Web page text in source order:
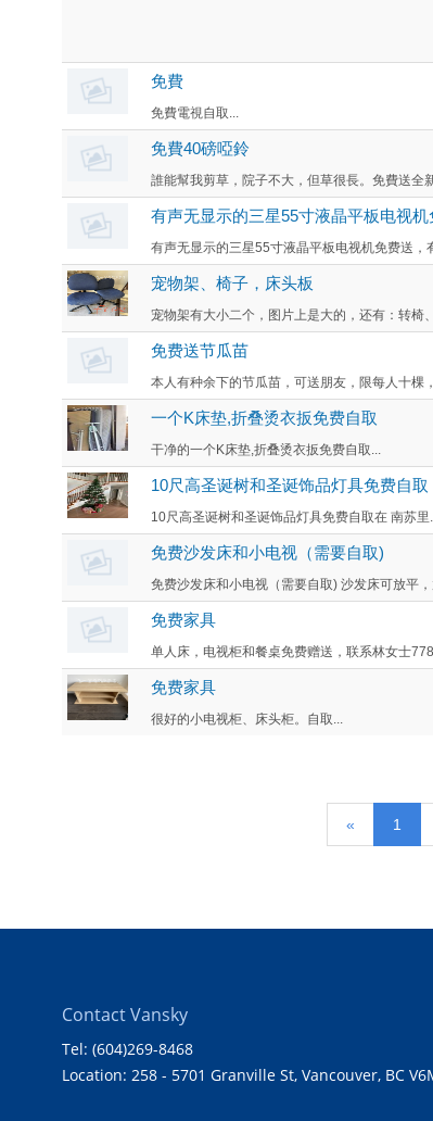
免費
免費電視自取...
免費40磅啞鈴
誰能幫我剪草，院子不大，但草很長。免費送全
有声无显示的三星55寸液晶平板电视机
有声无显示的三星55寸液晶平板电视机免费送，
宠物架、椅子，床头板
宠物架有大小二个，图片上是大的，还有：转椅
免费送节瓜苗
本人有种余下的节瓜苗，可送朋友，限每人十棵
一个K床垫,折叠烫衣扳免费自取
干净的一个K床垫,折叠烫衣扳免费自取...
10尺高圣诞树和圣诞饰品灯具免费自取
10尺高圣诞树和圣诞饰品灯具免费自取在 南苏里...
免费沙发床和小电视（需要自取)
免费沙发床和小电视（需要自取) 沙发床可放平
免费家具
单人床，电视柜和餐桌免费赠送，联系林女士
免费家具
很好的小电视柜、床头柜。自取...
« 1
Contact Vansky
Tel: (604)269-8468
Location: 258 - 5701 Granville St, Vancouver, BC